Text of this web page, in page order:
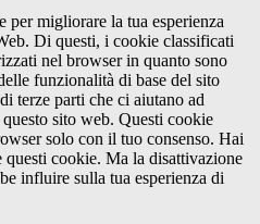
migliorare la tua esperienza
Di questi, i cookie classificati
nel browser in quanto sono
funzionalità di base del sito
terze parti che ci aiutano ad
sito web. Questi cookie
solo con il tuo consenso. Hai
cookie. Ma la disattivazione
influire sulla tua esperienza di